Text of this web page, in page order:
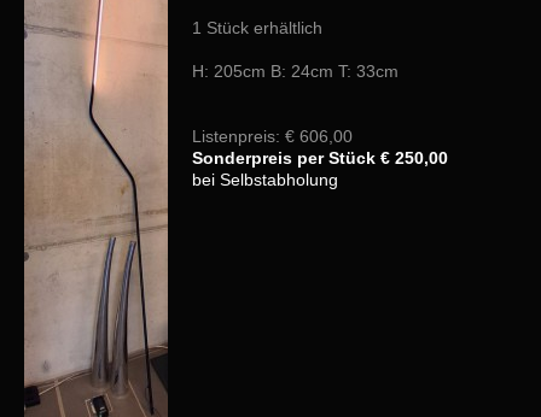
1 Stück erhältlich
H: 205cm B: 24cm T: 33cm
Listenpreis: € 606,00
Sonderpreis per Stück € 250,00
bei Selbstabholung